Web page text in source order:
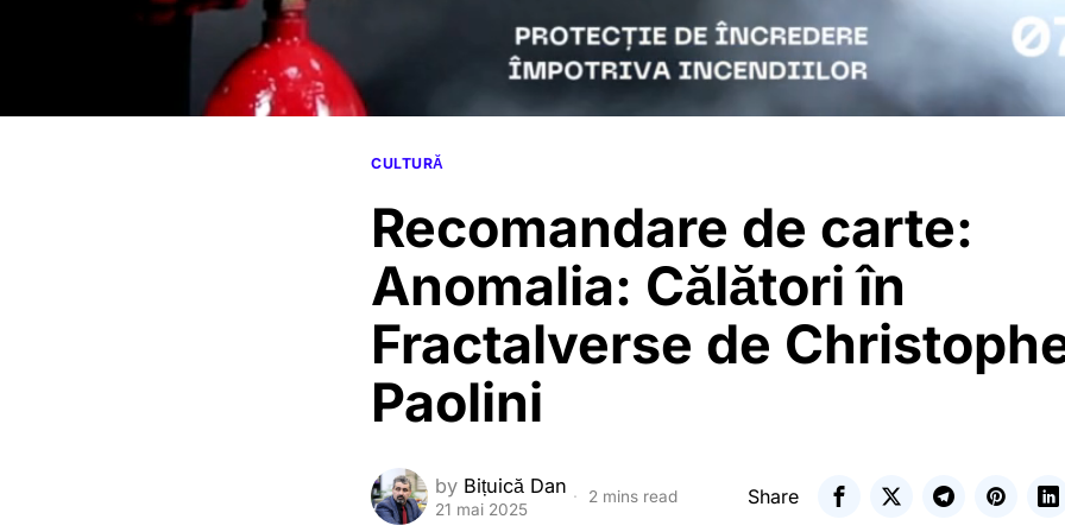
CULTURĂ
Recomandare de carte:
Anomalia: Călători în
Fractalverse de
Paolini
by Bițuică Dan
21 mai 2025
2 mins read Share